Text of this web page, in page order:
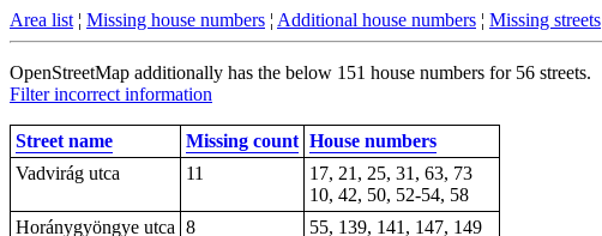
Area list ¦ Missing house numbers ¦ Additional house numbers ¦ Missing streets
OpenStreetMap additionally has the below 151 house numbers for 56 streets.
Filter incorrect information
Street name Missing count House numbers
Vadvirág utca
11
17, 21, 25, 31, 63, 73
10, 42, 50, 52-54, 58
Horánygyöngye utca 8
55, 139, 141, 147, 149